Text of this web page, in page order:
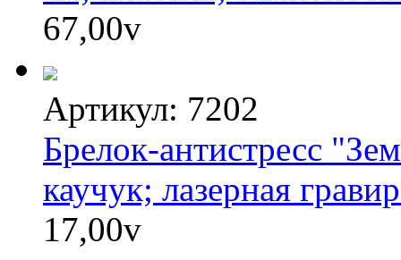
67,00v
Артикул: 7202
Брелок-антистресс
каучук; лазерная
17,00v